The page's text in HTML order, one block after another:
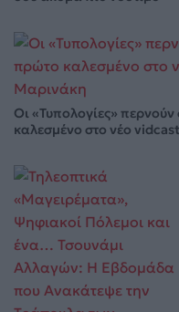
Οι «Τυπολογίες»
καλεσμένο στο νέο